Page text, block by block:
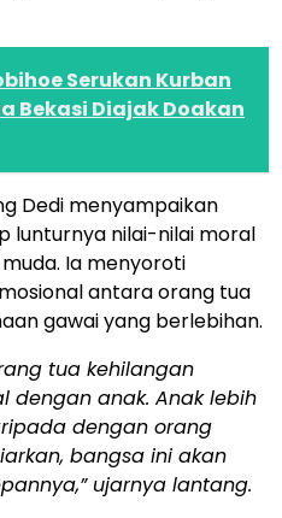
Serukan Kurban
Bekasi Diajak Doakan
Dedi menyampaikan
lunturnya nilai-nilai moral
Ia menyoroti
antara orang tua
gawai yang berlebihan.
tua kehilangan
dengan anak. Anak lebih
dengan orang
bangsa ini akan
ujarnya lantang.